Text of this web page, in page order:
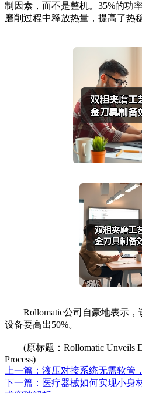
制因素，而不是整机。35%的功
磨削过程中释放热量，提高了热
Rollomatic公司自豪地表示，
设备要高出50%。
(原标题：Rollomatic Unveils
Process)
上一篇：液压对接系统无需软管
下一篇：医疗器械如何实现小身